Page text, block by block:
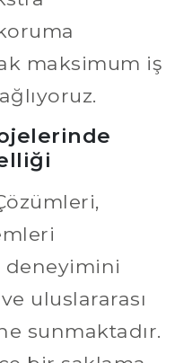
maksimum iş
uluslararası
sunmaktadır.